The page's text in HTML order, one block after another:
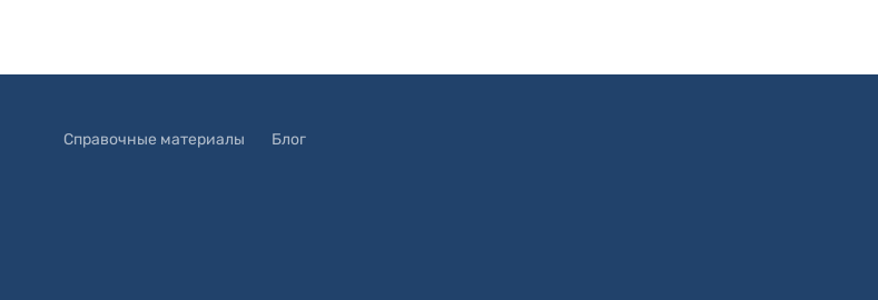
Справочные материалы Блог